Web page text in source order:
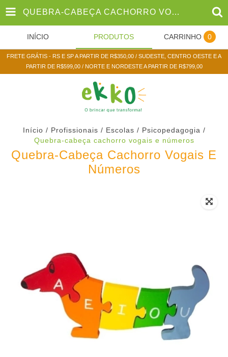
QUEBRA-CABEÇA CACHORRO VOGAIS E NÚMEROS
INÍCIO PRODUTOS CARRINHO 0
FRETE GRÁTIS - RS E SP A PARTIR DE R$350,00 / SUDESTE, CENTRO OESTE E A
PARTIR DE R$599,00 / NORTE E NORDESTE A PARTIR DE R$799,00
Início / Profissionais / Escolas / Psicopedagogia /
Quebra-cabeça cachorro vogais e números
Quebra-Cabeça Cachorro Vogais E
Números